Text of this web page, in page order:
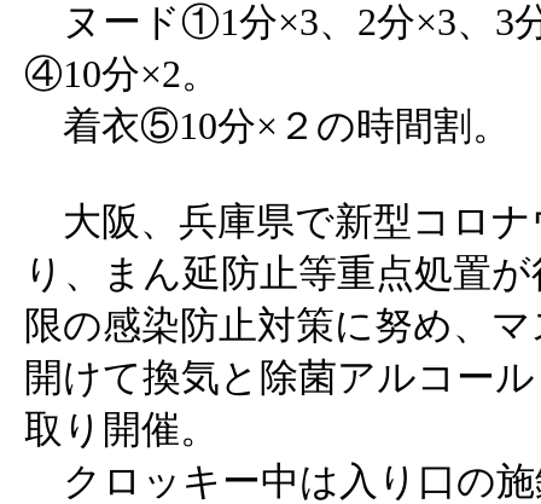
ヌード①1分×3、2分×3、3
④10分×2。
着衣⑤10分×２の時間割。
大阪、兵庫県で新型コロ
り、まん延防止等重点処置
限の感染防止対策に努め、
開けて換気と除菌アルコー
取り開催。
クロッキー中は入り口の施